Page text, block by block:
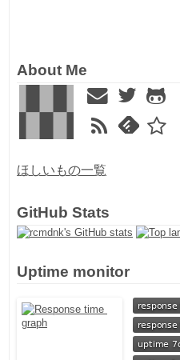
About Me
ほしいもの一覧
GitHub Stats
Uptime monitor